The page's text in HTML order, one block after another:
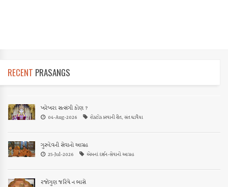
RECENT PRASANGS
ખરેખરા સત્સંગી કોણ ?
04-Aug-2026 રોકટોક કરવાની રીત, સંત ઘડવૈયા
ગુરુદેવની સેવાનો આગ્રહ
25-Jul-2026 એમનાં દર્શન-સેવાનો આગ્રહ
રજોગુણ જરિયે ન ભાસે